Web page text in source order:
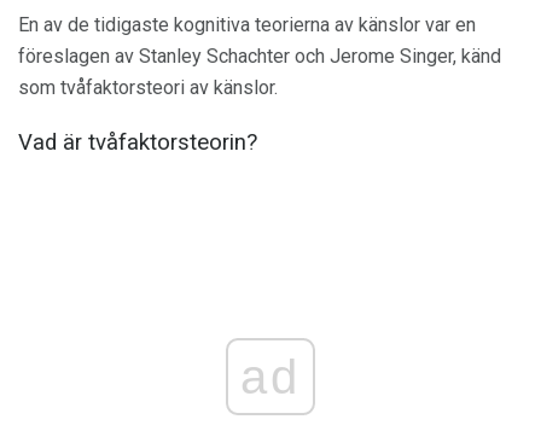
En av de tidigaste kognitiva teorierna av känslor var en
föreslagen av Stanley Schachter och Jerome Singer, känd
som tvåfaktorsteori av känslor.
Vad är tvåfaktorsteorin?
ad